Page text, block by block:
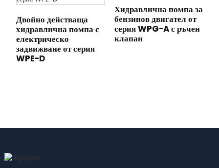
Двойно действаща
хидравлична помпа с
електрическо
задвижване от серия
WPE-D
Хидравлична помпа за
бензинов двигател от
серия WPG-A с ръчен
клапан